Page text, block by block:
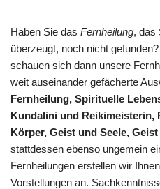
Haben Sie das Fernheilung, das
überzeugt, noch nicht
schauen sich dann unsere
weit auseinander gefächerte
Fernheilung, Spirituelle
Kundalini und Reikimeisterin,
Körper, Geist und Seele,
stattdessen ebenso ungemein
Fernheilungen erstellen wir
Vorstellungen an.